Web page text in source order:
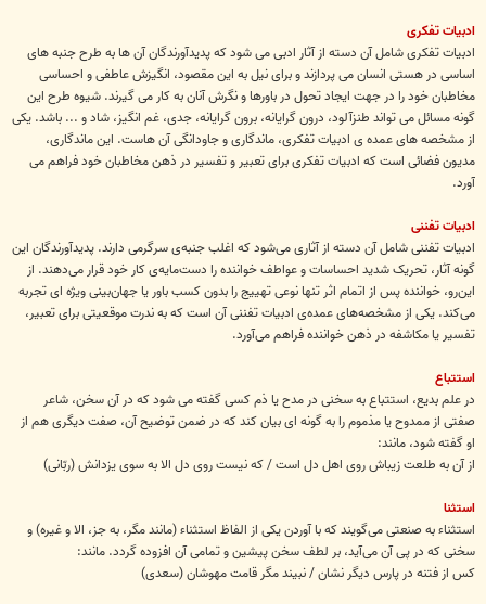
ادبیات تفکری
ادبیات تفکری شامل آن دسته از آثار ادبی می شود که پدیدآورندگان آن ها به طرح جنبه های
اساسی در هستی انسان می پردازند و برای نیل به این مقصود، انگیزش عاطفی و احساسی
مخاطبان خود را در جهت ایجاد تحول در باورها و نگرش آنان به کار می گیرند. شیوه طرح این
گونه مسائل می تواند طنزآلود، درون گرایانه، برون گرایانه، جدی، غم انگیز، شاد و ... باشد. یکی
از مشخصه های عمده ی ادبیات تفکری، ماندگاری و جاودانگی آن هاست. این ماندگاری،
مدیون فضائی است که ادبیات تفکری برای تعبیر و تفسیر در ذهن مخاطبان خود فراهم می
آورد.
ادبیات تفننی
ادبیات تفننی شامل آن دسته از آثاری می‌شود که اغلب جنبه‌ی سرگرمی دارند. پدیدآورندگان این
گونه آثار، تحریک شدید احساسات و عواطف خواننده را دست‌مایه‌ی کار خود قرار می‌دهند. از
این‌رو، خواننده پس از اتمام اثر تنها نوعی تهییج را بدون کسب باور یا جهان‌بینی ویژه ای تجربه
می‌کند. یکی از مشخصه‌های عمده‌ی ادبیات تفننی آن است که به ندرت موقعیتی برای تعبیر،
تفسیر یا مکاشفه در ذهن خواننده فراهم می‌آورد.
استتباع
در علم بدیع، استتباع به سخنی در مدح یا ذم کسی گفته می شود که در آن سخن، شاعر
صفتی از ممدوح یا مذموم را به گونه ای بیان کند که در ضمن توضیح آن، صفت دیگری هم از
او گفته شود، مانند:
از آن به طلعت زیباش روی اهل دل است / که نیست روی دل الا به سوی یزدانش (ربّانی)
استثنا
استثناء به صنعتی می‌گویند که با آوردن یکی از الفاظ استثناء (مانند مگر، به جز، الا و غیره) و
سخنی که در پی آن می‌آید، بر لطف سخن پیشین و تمامی آن افزوده گردد. مانند:
کس از فتنه در پارس دیگر نشان / نبیند مگر قامت مهوشان (سعدی)